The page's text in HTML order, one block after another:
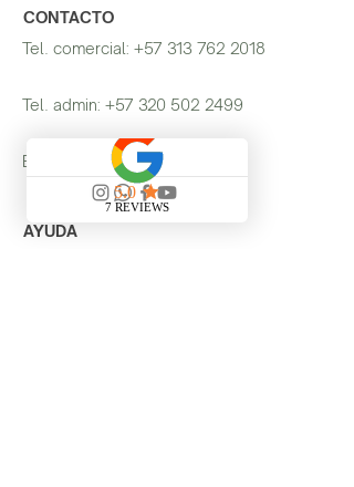
CONTACTO
Tel. comercial: +57 313 762 2018
Tel. admin: +57 320 502 2499
Email: ventas@miacol.co
AYUDA